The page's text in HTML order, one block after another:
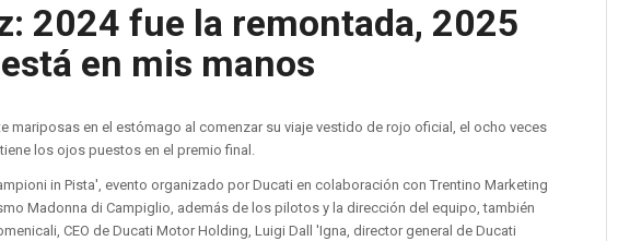
2024 fue la remontada, 2025
en mis manos
mariposas en el estómago al comenzar su viaje vestido de rojo oficial, el ocho veces
los ojos puestos en el premio final.
in Pista', evento organizado por Ducati en colaboración con Trentino Marketing
Madonna di Campiglio, además de los pilotos y la dirección del equipo, también
CEO de Ducati Motor Holding, Luigi Dall 'Igna, director general de Ducati